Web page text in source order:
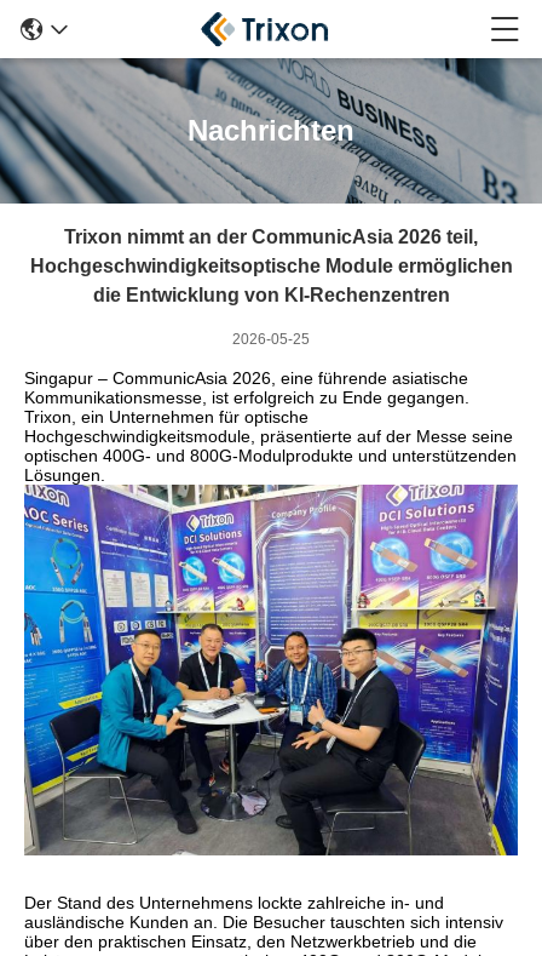
Nachrichten
Trixon nimmt an der CommunicAsia 2026 teil,
Hochgeschwindigkeitsoptische Module ermöglichen
die Entwicklung von KI-Rechenzentren
2026-05-25
Singapur – CommunicAsia 2026, eine führende asiatische
Kommunikationsmesse, ist erfolgreich zu Ende gegangen.
Trixon, ein Unternehmen für optische
Hochgeschwindigkeitsmodule, präsentierte auf der Messe seine
optischen 400G- und 800G-Modulprodukte und unterstützenden
Lösungen.
Der Stand des Unternehmens lockte zahlreiche in- und
ausländische Kunden an. Die Besucher tauschten sich intensiv
über den praktischen Einsatz, den Netzwerkbetrieb und die